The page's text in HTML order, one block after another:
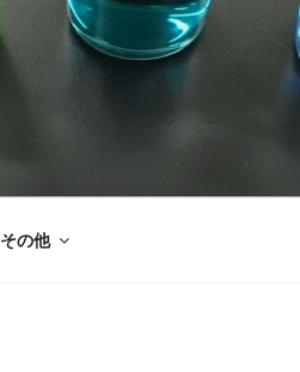
その他